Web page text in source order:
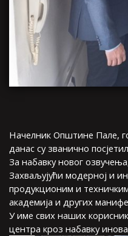
Начелник Општине Пале,
данас су званично
За набавку новог
Захваљујући модерној и
продукционим и
академија и других
У име свих наших
центра кроз набавку